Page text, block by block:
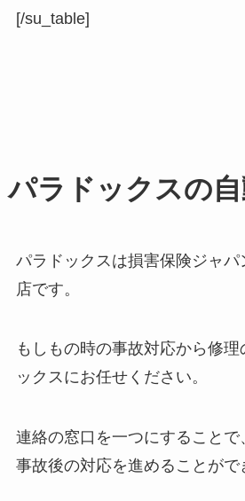
[/su_table]
パラドックスの
パラドックスは損害保険ジャパ
店です。
もしもの時の事故対応から修
ックスにお任せください。
連絡の窓口を一つにすることで
事故後の対応を進めることがで